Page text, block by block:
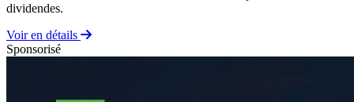
dividendes.
Voir en détails
Sponsorisé